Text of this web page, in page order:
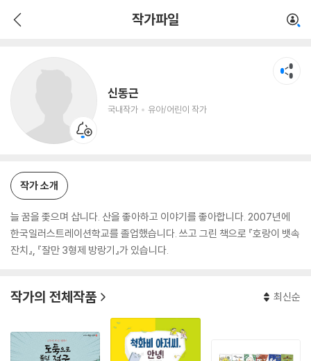
작가파일
신동근
국내작가 유아/어린이 작가
유아/어린이 작가
작가 소개
늘 꿈을 좇으며 삽니다. 산을 좋아하고 이야기를 좋아합니다. 2007년에
한국일러스트레이션학교를 졸업했습니다. 쓰고 그린 책으로 『호랑이 뱃속
잔치』, 『잘만 3형제 방랑기』가 있습니다.
작가의 전체작품 최신순